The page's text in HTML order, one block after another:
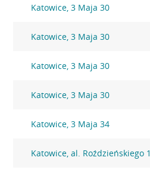
Katowice, 3 Maja 30
Katowice, 3 Maja 30
Katowice, 3 Maja 30
Katowice, 3 Maja 30
Katowice, 3 Maja 34
Katowice, al. Roździeńskiego 1